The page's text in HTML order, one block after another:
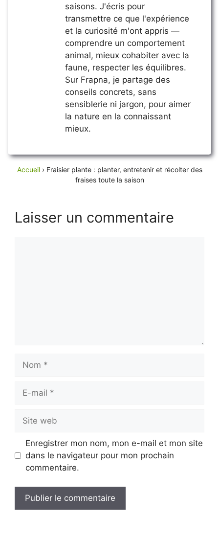
saisons. J'écris pour
transmettre ce que l'expérience
et la curiosité m'ont appris —
comprendre un comportement
animal, mieux cohabiter avec la
faune, respecter les équilibres.
Sur Frapna, je partage des
conseils concrets, sans
sensiblerie ni jargon, pour aimer
la nature en la connaissant
mieux.
Accueil› Fraisier plante : planter, entretenir et récolter des
fraises toute la saison
Laisser un commentaire
Nom
Site
web
Enregistrer mon nom, mon e-mail et mon site
dans le navigateur pour mon prochain
commentaire.